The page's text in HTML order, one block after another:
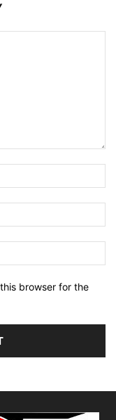
browser for the